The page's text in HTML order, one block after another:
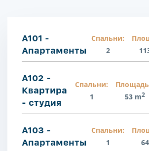
A101 -
Апартаменты
Спальни:
2
A102 -
Квартира
- студия
Спальни:
1
53 m2
A103 -
Апартаменты
Спальни:
1